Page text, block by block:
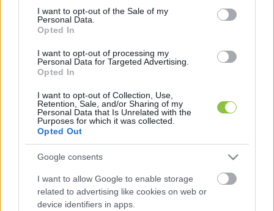
consent section.
I want to opt-out of the Sale of my
Personal Data.
Opted In
I want to opt-out of processing my
Personal Data for Targeted Advertising.
Opted In
I want to opt-out of Collection, Use,
Retention, Sale, and/or Sharing of my
Personal Data that Is Unrelated with the
Purposes for which it was collected.
Opted Out
Google consents
I want to allow Google to enable storage
related to advertising like cookies on web or
device identifiers in apps.
Horváth János.
A fellépők következő körét 2026. március 20-án,
10 órakor jelentik be az esemény hivatalos
leírásában.